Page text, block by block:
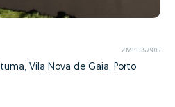
ZMPT557905
Vila Nova de Gaia, Porto